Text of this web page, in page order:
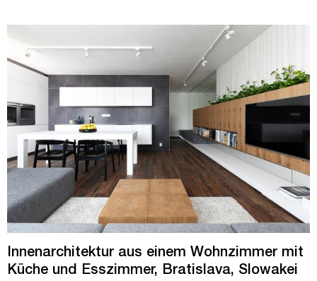
Innenarchitektur aus einem Wohnzimmer mit
Küche und Esszimmer, Bratislava, Slowakei